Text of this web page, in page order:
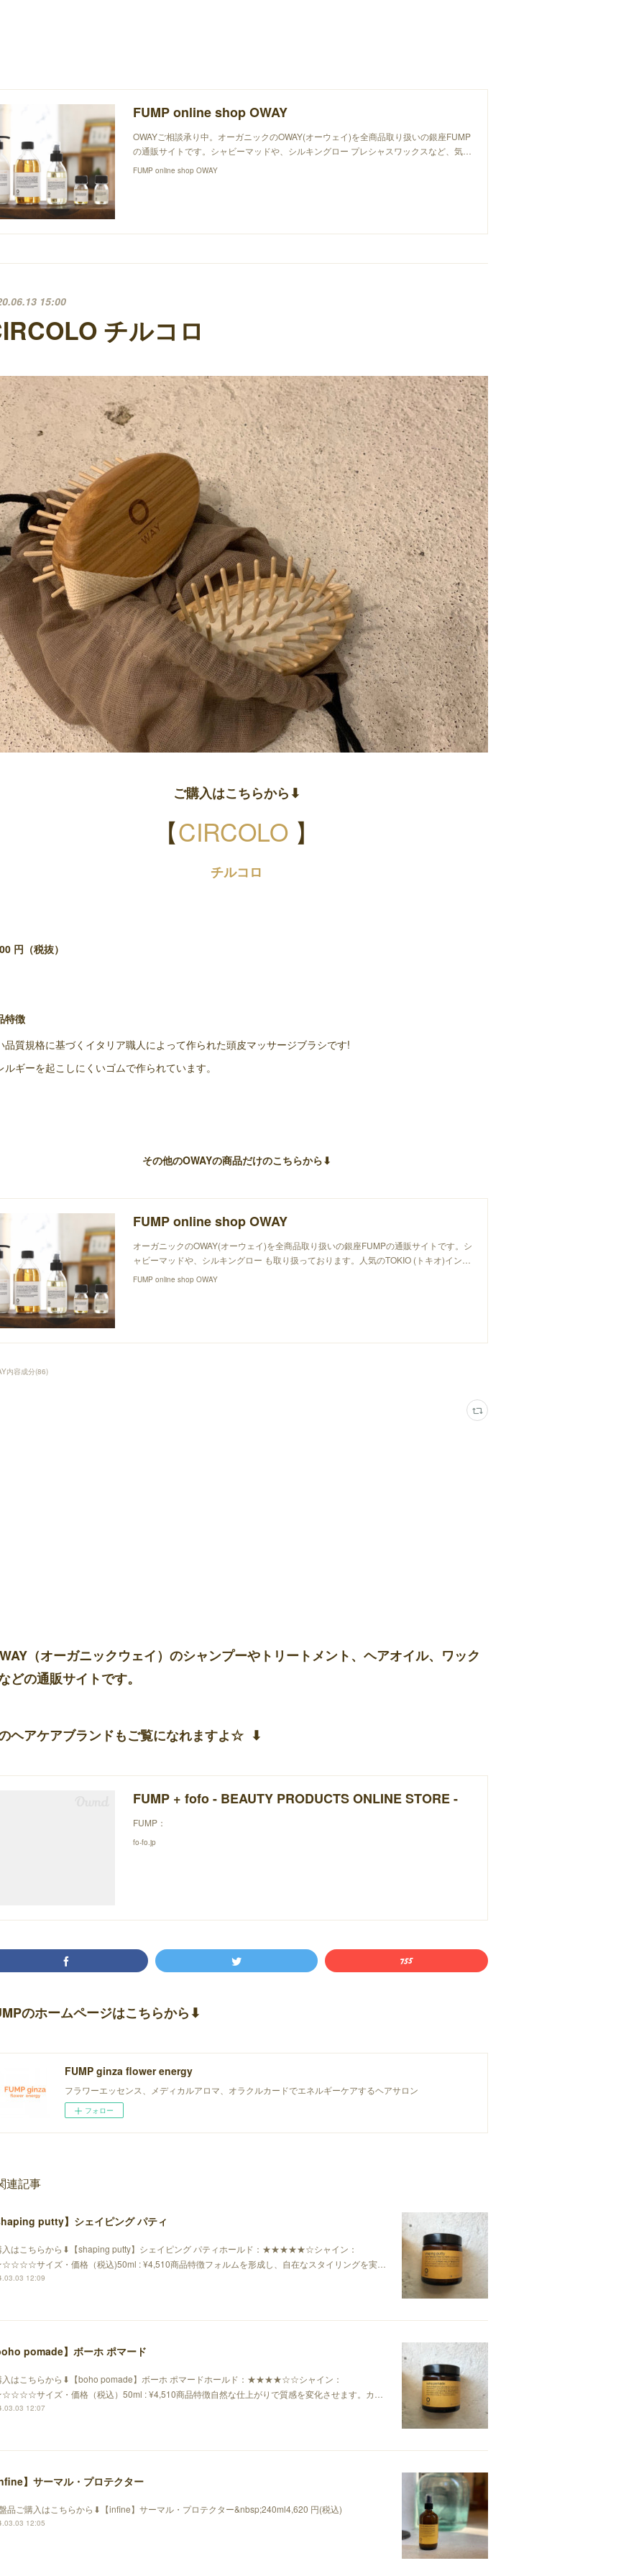
FUMP online shop OWAY
OWAYご相談承り中。オーガニックのOWAY(オーウェイ)を全商品取り扱いの銀座FUMP
の通販サイトです。シャビーマッドや、シルキングロー プレシャスワックスなど、気…
FUMP online shop OWAY
15:00
チルコロ
ご購入はこちらから⬇︎
【CIRCOLO 】
チルコロ
円（税抜）
特徴
品質規格に基づくイタリア職人によって作られた頭皮マッサージブラシです!
ルギーを起こしにくいゴムで作られています。
その他のOWAYの商品だけのこちらから⬇︎
FUMP online shop OWAY
オーガニックのOWAY(オーウェイ)を全商品取り扱いの銀座FUMPの通販サイトです。シ
ャビーマッドや、シルキングロー も取り扱っております。人気のTOKIO (トキオ)イン…
FUMP online shop OWAY
内容成分(86)
（オーガニックウェイ）のシャンプーやトリートメント、ヘアオイル、ワック
どの通販サイトです。
ヘアケアブランドもご覧になれますよ☆ ⬇︎
FUMP + fofo - BEAUTY PRODUCTS ONLINE STORE -
FUMP：
fo-fo.jp
のホームページはこちらから⬇︎
FUMP ginza flower energy
フラワーエッセンス、メディカルアロマ、オラクルカードでエネルギーケアするヘアサロン
フォロー
連記事
putty】シェイピング パティ
入はこちらから⬇︎【shaping putty】シェイピング パティホールド：★★★★★☆シャイン：
サイズ・価格（税込)50ml : ¥4,510商品特徴フォルムを形成し、自在なスタイリングを実…
12:09
pomade】ボーホ ポマード
入はこちらから⬇︎【boho pomade】ボーホ ポマードホールド：★★★★☆☆シャイン：
サイズ・価格（税込）50ml : ¥4,510商品特徴自然な仕上がりで質感を変化させます。カ…
12:07
】サーマル・プロテクター
品ご購入はこちらから⬇︎【infine】サーマル・プロテクター&nbsp;240ml4,620 円(税込)
12:05